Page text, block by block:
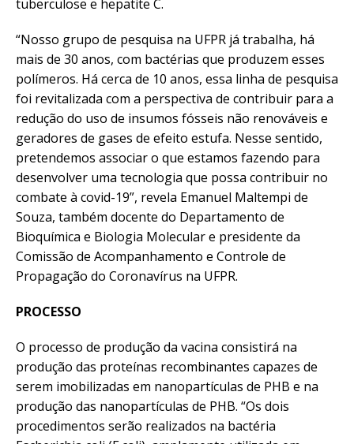
tuberculose e hepatite C.
“Nosso grupo de pesquisa na UFPR já trabalha, há
mais de 30 anos, com bactérias que produzem esses
polímeros. Há cerca de 10 anos, essa linha de pesquisa
foi revitalizada com a perspectiva de contribuir para a
redução do uso de insumos fósseis não renováveis e
geradores de gases de efeito estufa. Nesse sentido,
pretendemos associar o que estamos fazendo para
desenvolver uma tecnologia que possa contribuir no
combate à covid-19”, revela Emanuel Maltempi de
Souza, também docente do Departamento de
Bioquímica e Biologia Molecular e presidente da
Comissão de Acompanhamento e Controle de
Propagação do Coronavírus na UFPR.
PROCESSO
O processo de produção da vacina consistirá na
produção das proteínas recombinantes capazes de
serem imobilizadas em nanopartículas de PHB e na
produção das nanopartículas de PHB. “Os dois
procedimentos serão realizados na bactéria